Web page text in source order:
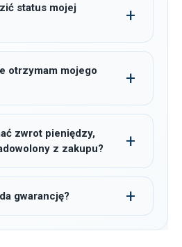
status mojej
otrzymam mojego
zwrot pieniędzy,
z zakupu?
gwarancję?